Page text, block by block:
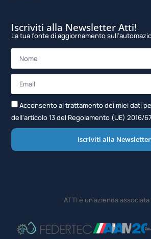
Iscriviti alla Newsletter Atti!
La tua fonte di aggiornamento
Acconsento al trattamento dei miei dati
dell'articolo 13 del Regolamento (UE) 2016/
Iscriviti alla Newsletter
ATTI è un’azienda